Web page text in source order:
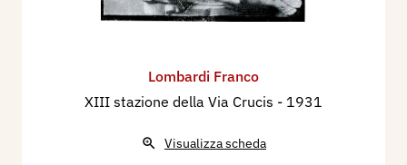
Lombardi Franco
XIII stazione della Via Crucis - 1931
Visualizza scheda